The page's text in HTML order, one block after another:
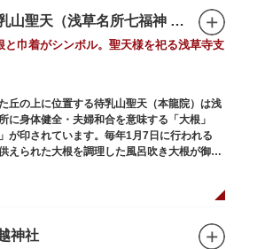
終焉の地の碑も佇んでいます。また、浅草名
り、七福神詣りの参拝客でも賑わうスポット
待乳山聖天（浅草名所七福神 毘沙門天）
と巾着がシンボル。聖天様を祀る浅草寺支
丘の上に位置する待乳山聖天（本龍院）は浅
に身体健全・夫婦和合を意味する「大根」
が印されています。毎年1月7日に行われる
えられた大根を調理した風呂吹き大根が御神
るイベント。聖天様のお下がりの大根をいた
があるそうです。
の力があると考えられており、依頼すると7
神社